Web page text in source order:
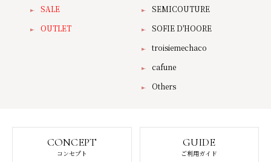
SALE
OUTLET
SEMICOUTURE
SOFIE D'HOORE
troisiemechaco
cafune
Others
CONCEPT
コンセプト
GUIDE
ご利用ガイド